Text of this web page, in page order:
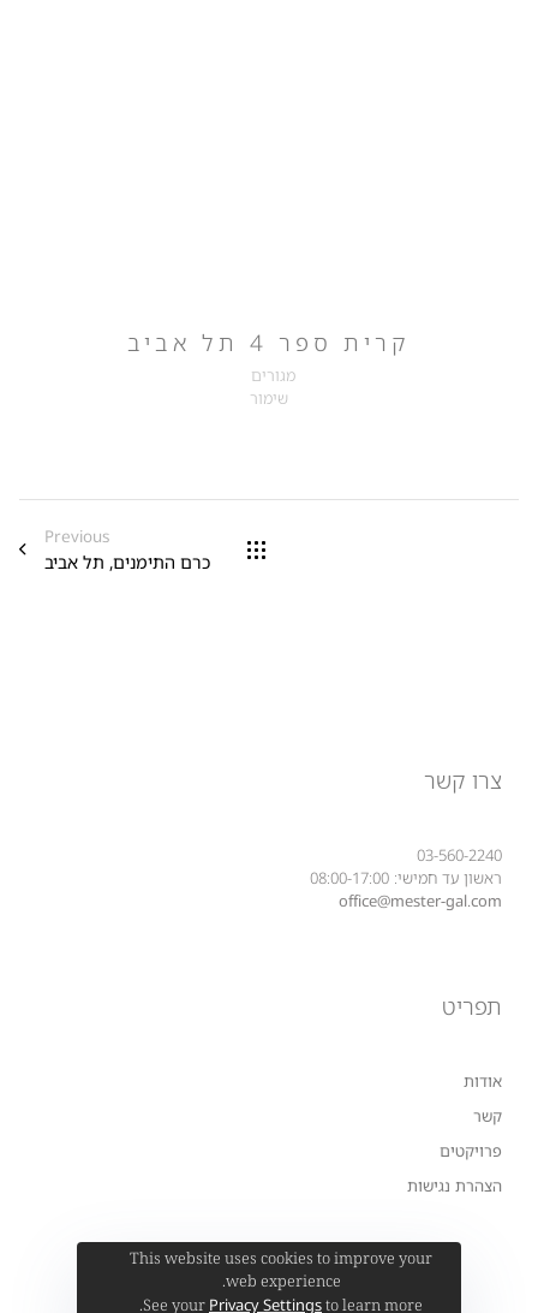
קרית ספר 4 תל אביב
מגורים
שימור
Previous
כרם התימנים, תל אביב
צרו קשר
03-560-2240
ראשון עד חמישי: 08:00-17:00
office@mester-gal.com
תפריט
אודות
קשר
פרויקטים
הצהרת נגישות
This website uses cookies to improve your
web experience.
See your Privacy Settingsto learn more.